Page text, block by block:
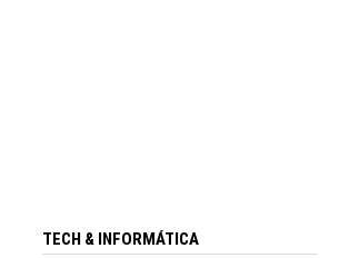
TECH & INFORMÁTICA